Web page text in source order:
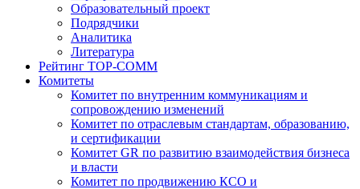
Образовательный проект
Подрядчики
Аналитика
Литература
Рейтинг TOP-COMM
Комитеты
Комитет по внутренним коммуникациям и
сопровождению изменений
Комитет по отраслевым стандартам, образованию,
и сертификации
Комитет GR по развитию взаимодействия бизнеса
и власти
Комитет по продвижению КСО и